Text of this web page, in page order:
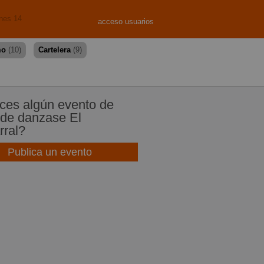
acceso usuarios
14
(10) Cartelera (9)
algún evento de
danzase El
Publica un evento